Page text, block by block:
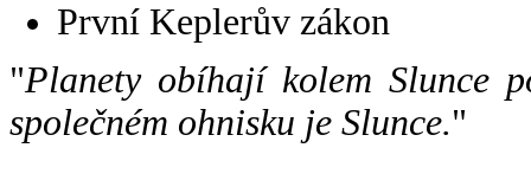
První Keplerův zákon
"Planety obíhají kolem Slunce
společném ohnisku je Slunce."